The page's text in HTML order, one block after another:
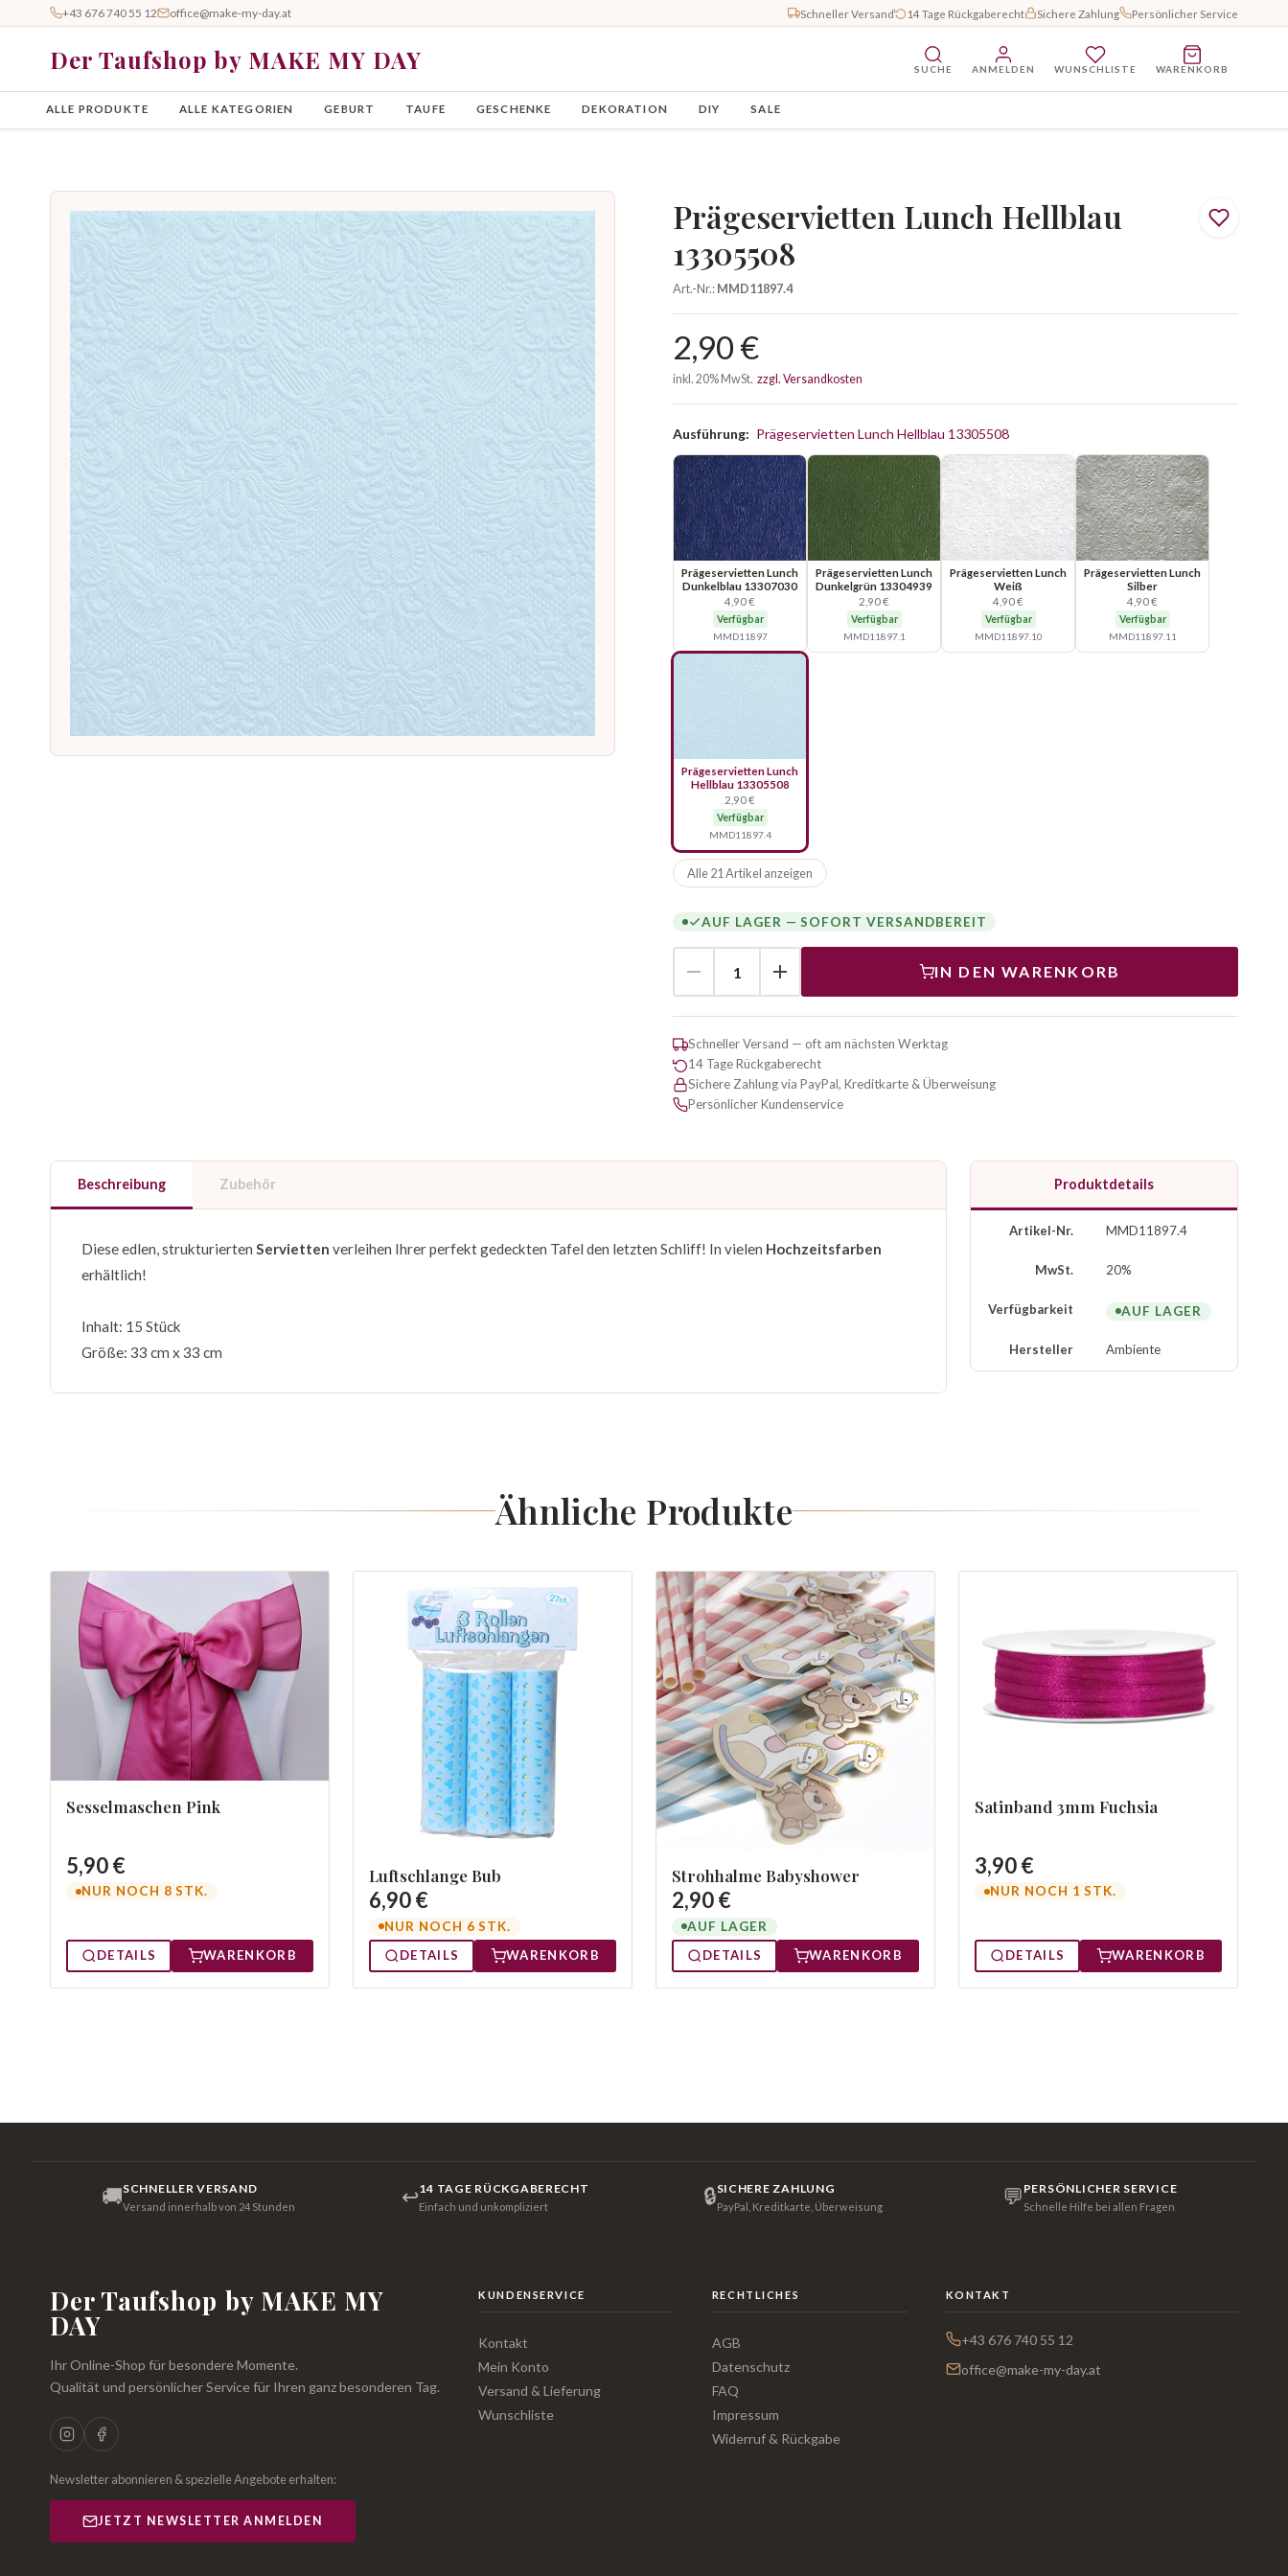
+43 676 740 55 12 office@make-my-day.at Schneller Versand 14 Tage Rückgaberecht Sichere Zahlung Persönlicher Service
Der Taufshop by MAKE MY DAY SUCHE ANMELDEN WUNSCHLISTE WARENKORB
ALLE PRODUKTE ALLE KATEGORIEN GEBURT TAUFE GESCHENKE DEKORATION DIY SALE
Prägeservietten Lunch Hellblau
13305508
Art.-Nr.:MMD11897.4
2,90 €
inkl. 20% MwSt. zzgl. Versandkosten
Ausführung: Prägeservietten Lunch Hellblau 13305508
Prägeservietten Lunch
Dunkelblau 13307030
4,90 €
Verfügbar
MMD11897
Prägeservietten Lunch
Dunkelgrün 13304939
2,90 €
Verfügbar
MMD11897.1
Prägeservietten Lunch
Weiß
4,90 €
Verfügbar
MMD11897.10
Prägeservietten Lunch
Silber
4,90 €
Verfügbar
MMD11897.11
Prägeservietten Lunch
Hellblau 13305508
2,90 €
Verfügbar
MMD11897.4
Alle 21 Artikel anzeigen
AUF LAGER — SOFORT VERSANDBEREIT
IN DEN WARENKORB
Schneller Versand — oft am nächsten Werktag
14 Tage Rückgaberecht
Sichere Zahlung via PayPal, Kreditkarte & Überweisung
Persönlicher Kundenservice
Beschreibung Zubehör
Diese edlen, strukturierten Servietten verleihen Ihrer perfekt gedeckten Tafel den letzten Schliff! In vielen Hochzeitsfarben
erhältlich!
Inhalt: 15 Stück
Größe: 33 cm x 33 cm
Produktdetails
Artikel-Nr. MMD11897.4
MwSt. 20%
Verfügbarkeit AUF LAGER
Hersteller Ambiente
Ähnliche Produkte
Sesselmaschen Pink
5,90 €
NUR NOCH 8 STK.
DETAILS WARENKORB
Luftschlange Bub
6,90 €
NUR NOCH 6 STK.
DETAILS
WARENKORB
Strohhalme Babyshower
2,90 €
AUF LAGER
DETAILS
WARENKORB
Satinband 3mm Fuchsia
3,90 €
NUR NOCH 1 STK.
DETAILS WARENKORB
🚚SCHNELLER VERSAND
Versand innerhalb von 24 Stunden ↩14 TAGE RÜCKGABERECHT
Einfach und unkompliziert 🔒SICHERE ZAHLUNG
PayPal, Kreditkarte, Überweisung 💬 PERSÖNLICHER SERVICE
Schnelle Hilfe bei allen Fragen
Der Taufshop by MAKE MY
DAY
Ihr Online-Shop für besondere Momente.
Qualität und persönlicher Service für Ihren ganz besonderen Tag.
Newsletter abonnieren & spezielle Angebote erhalten:
JETZT NEWSLETTER ANMELDEN
KUNDENSERVICE
Kontakt
Mein Konto
Versand & Lieferung
Wunschliste
RECHTLICHES
AGB
Datenschutz
FAQ
Impressum
Widerruf & Rückgabe
KONTAKT
+43 676 740 55 12
office@make-my-day.at